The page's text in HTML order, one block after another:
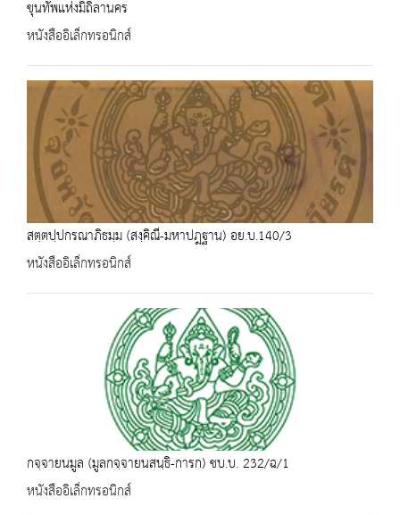
ขุนทัพแห่งมิถิลานคร
หนังสืออิเล็กทรอนิกส์
สตฺตปฺปกรณาภิธมฺม (สงฺคิณี-มหาปฎฐาน) อย.บ.140/3
หนังสืออิเล็กทรอนิกส์
กจฺจายนมูล (มูลกจฺจายนสนฺธิ-การก) ชบ.บ. 232/ฉ/1
หนังสืออิเล็กทรอนิกส์